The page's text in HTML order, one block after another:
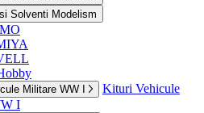
Solventi Modelism
Militare WW I
Kituri Vehicule
I